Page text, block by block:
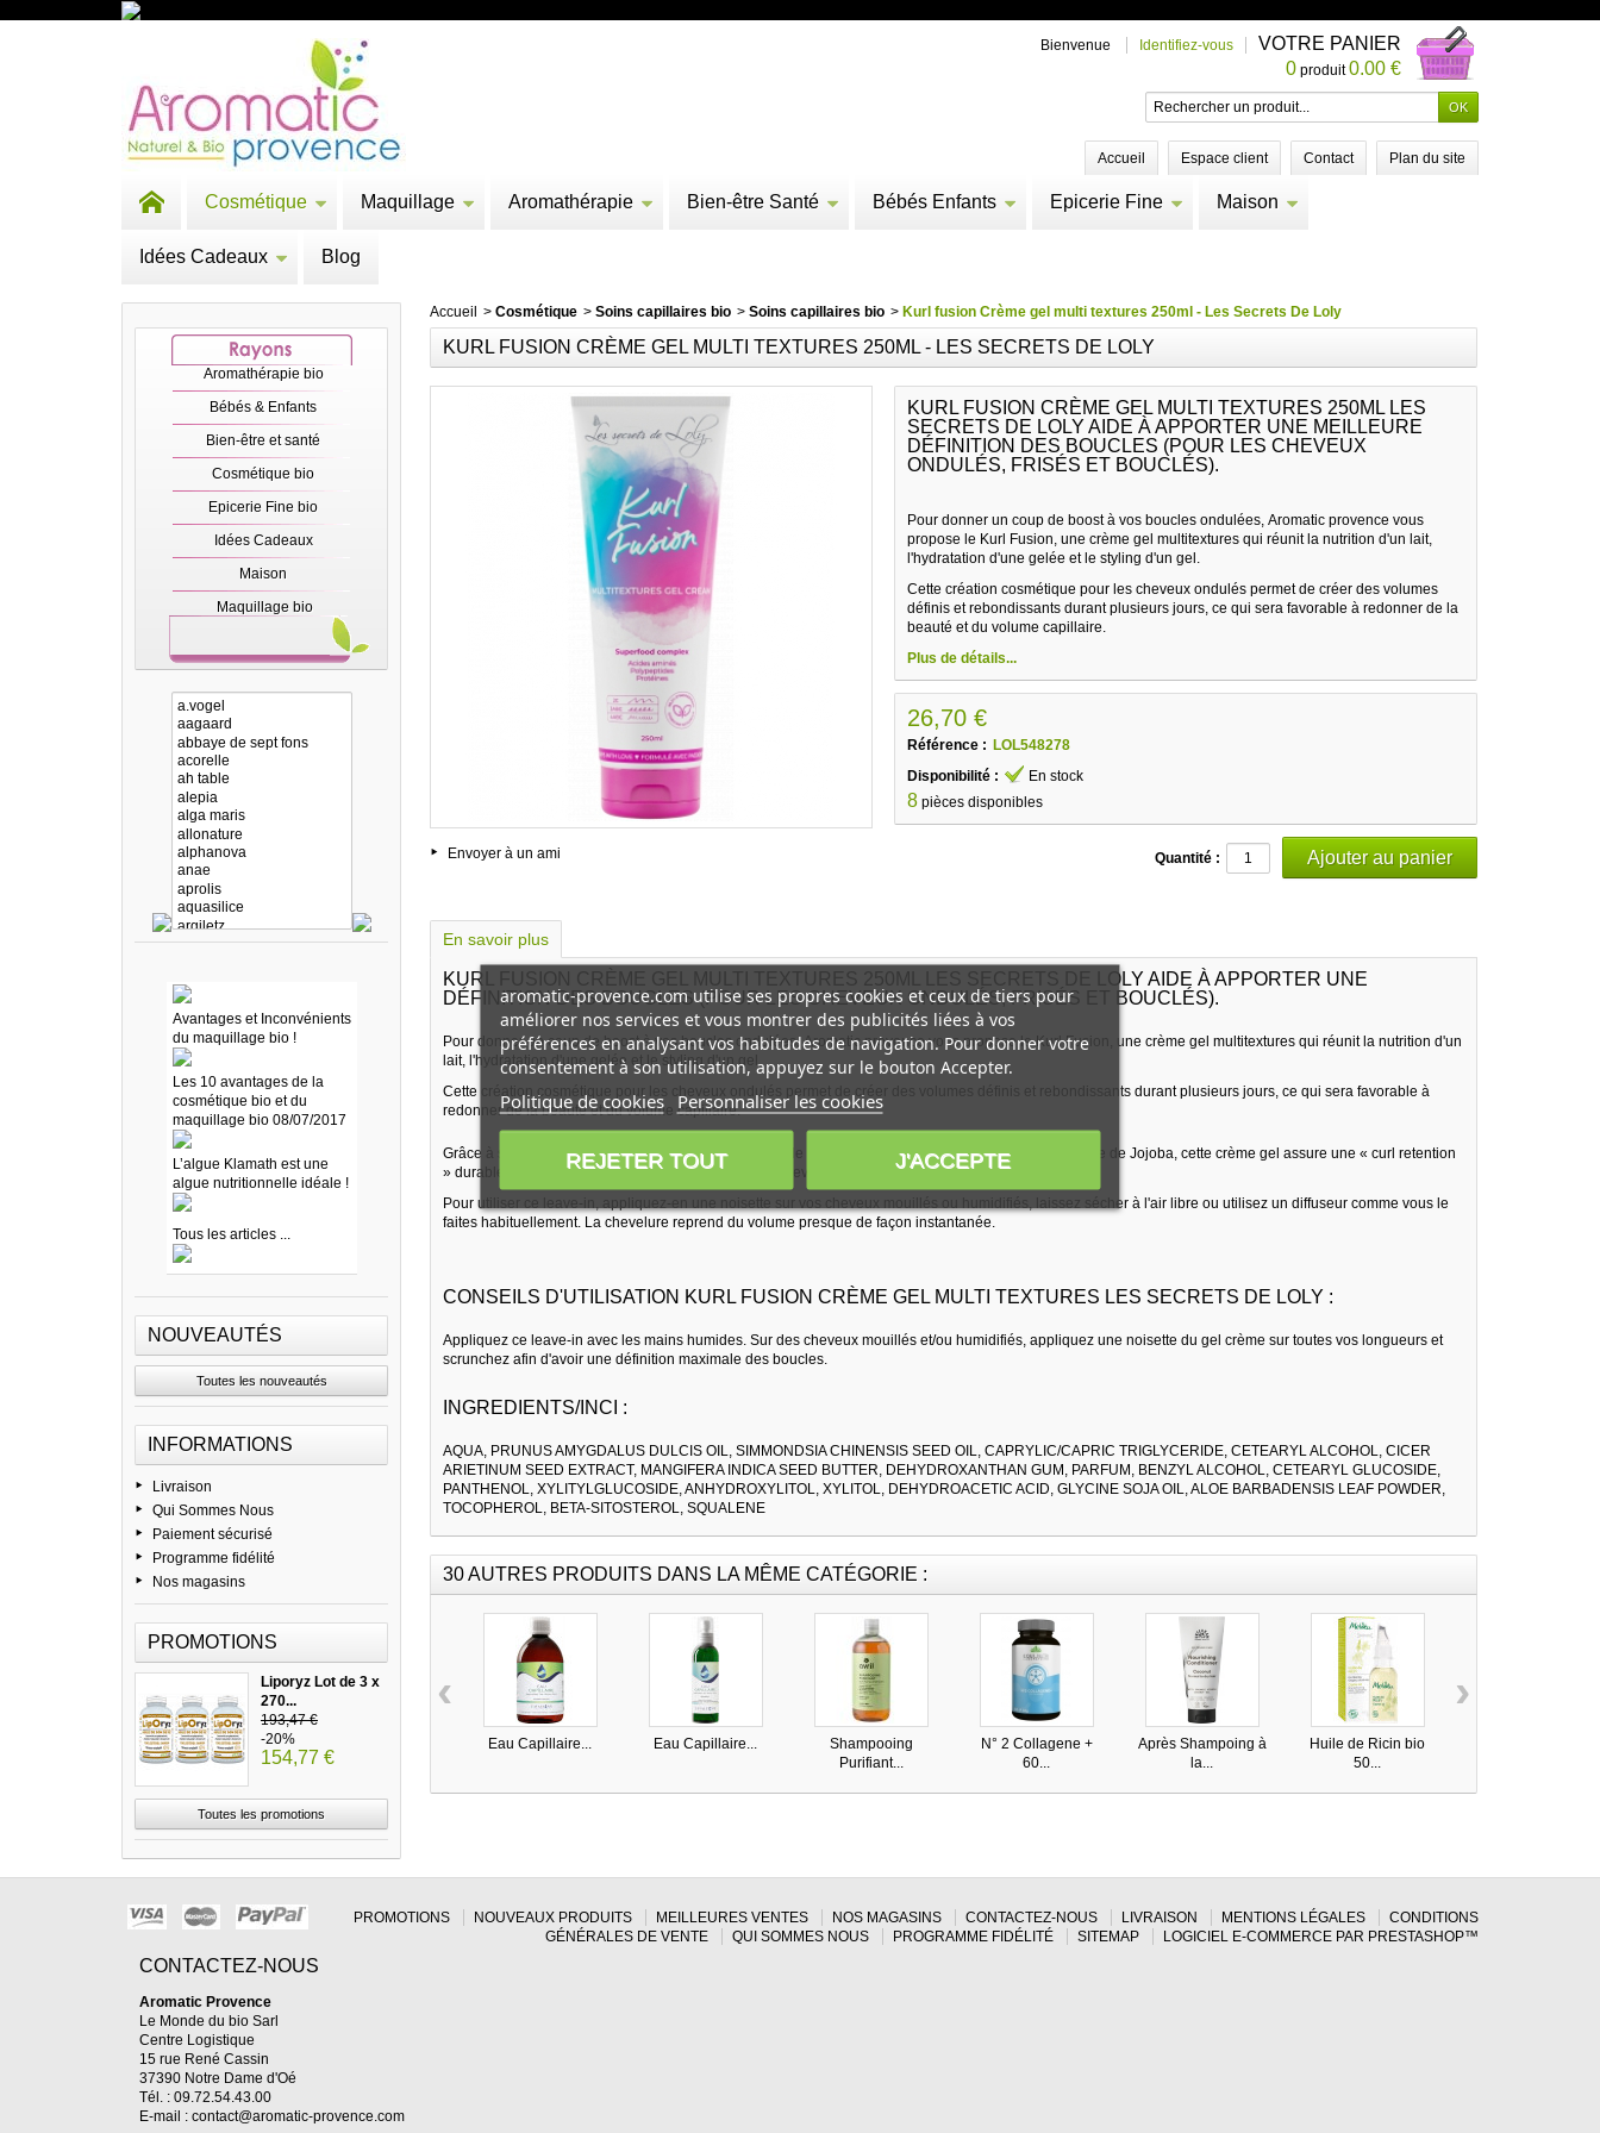
Bienvenue Identifiez-vous
VOTRE PANIER
0 produit0.00 €
Accueil Espace client Contact Plan du site
Cosmétique Maquillage Aromathérapie Bien-être Santé Bébés Enfants Epicerie Fine Maison
Idées Cadeaux Blog
Aromathérapie bio
Bébés & Enfants
Bien-être et santé
Cosmétique bio
Epicerie Fine bio
Idées Cadeaux
Maison
Maquillage bio
Avantages et Inconvénients
du maquillage bio !
Les 10 avantages de la
cosmétique bio et du
maquillage bio 08/07/2017
L’algue Klamath est une
algue nutritionnelle idéale !
Tous les articles ...
NOUVEAUTÉS
Toutes les nouveautés
INFORMATIONS
Livraison
Qui Sommes Nous
Paiement sécurisé
Programme fidélité
Nos magasins
PROMOTIONS
Liporyz Lot de 3 x
270...
193,47 €
-20%
154,77 €
Toutes les promotions
Accueil > Cosmétique > Soins capillaires bio > Soins capillaires bio > Kurl fusion Crème gel multi textures 250ml - Les Secrets De Loly
KURL FUSION CRÈME GEL MULTI TEXTURES 250ML - LES SECRETS DE LOLY
Envoyer à un ami
KURL FUSION CRÈME GEL MULTI TEXTURES 250ML LES
SECRETS DE LOLY AIDE À APPORTER UNE MEILLEURE
DÉFINITION DES BOUCLES (POUR LES CHEVEUX
ONDULÉS, FRISÉS ET BOUCLÉS).
Pour donner un coup de boost à vos boucles ondulées, Aromatic provence vous
propose le Kurl Fusion, une crème gel multitextures qui réunit la nutrition d'un lait,
l'hydratation d'une gelée et le styling d'un gel.
Cette création cosmétique pour les cheveux ondulés permet de créer des volumes
définis et rebondissants durant plusieurs jours, ce qui sera favorable à redonner de la
beauté et du volume capillaire.
Plus de détails...
26,70 €
Référence : LOL548278
Disponibilité :
En stock
8 pièces disponibles
Quantité :
En savoir plus
KURL FUSION CRÈME GEL MULTI TEXTURES 250ML LES SECRETS DE LOLY AIDE À APPORTER UNE
DÉFINITION DES BOUCLES (POUR LES CHEVEUX ONDULÉS, FRISÉS ET BOUCLÉS).
Pour donner un coup de boost à vos boucles ondulées, Aromatic provence vous propose le Kurl Fusion, une crème gel multitextures qui réunit la nutrition d'un
lait, l'hydratation d'une gelée et le styling d'un gel.
Cette création cosmétique pour les cheveux ondulés permet de créer des volumes définis et rebondissants durant plusieurs jours, ce qui sera favorable à
redonner de la beauté et du volume capillaire.
Grâce à son « superfood complex » issu de la graine de pois chiche, du beurre de mangue et de l'huile de Jojoba, cette crème gel assure une « curl retention
» durable, anti-frizz et anti-humidité, idéale pour les cheveux ondulés, bouclés ou frisés.
Pour utiliser ce leave-in, appliquez-en une noisette sur vos cheveux mouillés ou humidifiés, laissez sécher à l'air libre ou utilisez un diffuseur comme vous le
faites habituellement. La chevelure reprend du volume presque de façon instantanée.
CONSEILS D'UTILISATION KURL FUSION CRÈME GEL MULTI TEXTURES LES SECRETS DE LOLY :
Appliquez ce leave-in avec les mains humides. Sur des cheveux mouillés et/ou humidifiés, appliquez une noisette du gel crème sur toutes vos longueurs et
scrunchez afin d'avoir une définition maximale des boucles.
INGREDIENTS/INCI :
AQUA, PRUNUS AMYGDALUS DULCIS OIL, SIMMONDSIA CHINENSIS SEED OIL, CAPRYLIC/CAPRIC TRIGLYCERIDE, CETEARYL ALCOHOL, CICER
ARIETINUM SEED EXTRACT, MANGIFERA INDICA SEED BUTTER, DEHYDROXANTHAN GUM, PARFUM, BENZYL ALCOHOL, CETEARYL GLUCOSIDE,
PANTHENOL, XYLITYLGLUCOSIDE, ANHYDROXYLITOL, XYLITOL, DEHYDROACETIC ACID, GLYCINE SOJA OIL, ALOE BARBADENSIS LEAF POWDER,
TOCOPHEROL, BETA-SITOSTEROL, SQUALENE
30 AUTRES PRODUITS DANS LA MÊME CATÉGORIE :
Eau Capillaire... Eau Capillaire...
Shampooing
Purifiant...
N° 2 Collagene +
60...
Après Shampoing à
la...
Huile de Ricin bio
50...
‹ ›
PROMOTIONS NOUVEAUX PRODUITS MEILLEURES VENTES NOS MAGASINS CONTACTEZ-NOUS LIVRAISON MENTIONS LÉGALES
CONDITIONS
GÉNÉRALES DE VENTE
QUI SOMMES NOUS PROGRAMME FIDÉLITÉ SITEMAP LOGICIEL E-COMMERCE PAR PRESTASHOP™
CONTACTEZ-NOUS
Aromatic Provence
Le Monde du bio Sarl
Centre Logistique
15 rue René Cassin
37390 Notre Dame d'Oé
Tél. : 09.72.54.43.00
E-mail : contact@aromatic-provence.com
aromatic-provence.com utilise ses propres cookies et ceux de tiers pour
améliorer nos services et vous montrer des publicités liées à vos
préférences en analysant vos habitudes de navigation. Pour donner votre
consentement à son utilisation, appuyez sur le bouton Accepter.
Politique de cookies Personnaliser les cookies
REJETER TOUT J'ACCEPTE